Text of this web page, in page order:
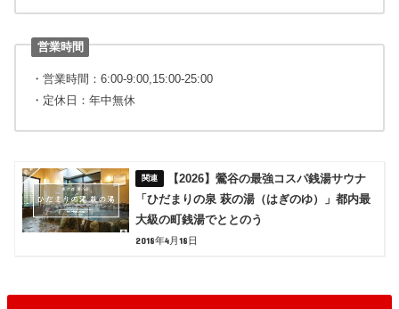
営業時間
・営業時間：6:00-9:00,15:00-25:00
・定休日：年中無休
【2026】鶯谷の最強コスパ銭湯サウナ
「ひだまりの泉 萩の湯（はぎのゆ）」都内最
大級の町銭湯でととのう
2018年4月18日